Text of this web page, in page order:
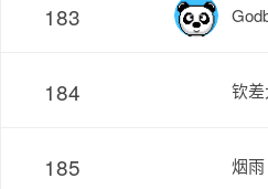
183
184 钦差
185 烟雨